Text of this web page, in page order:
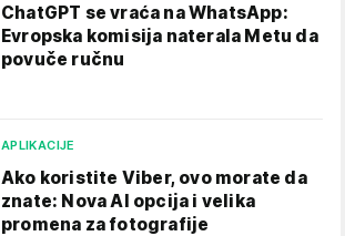
ChatGPT se vraća na WhatsApp:
Evropska komisija naterala Metu da
povuče ručnu
APLIKACIJE
Ako koristite Viber, ovo morate da
znate: Nova AI opcija i velika
promena za fotografije